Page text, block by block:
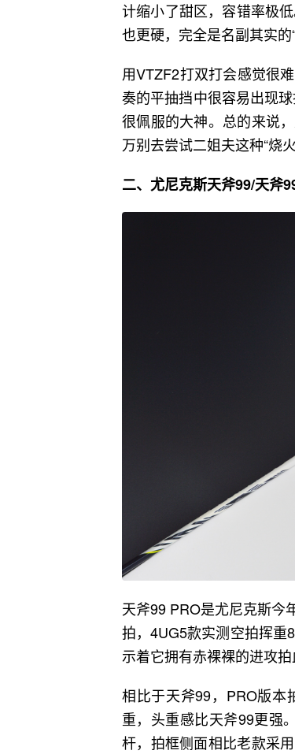
计缩小了甜区，容错率极
也更硬，完全是名副其实的“
用VTZF2打双打会感觉很
奏的平抽挡中很容易出现
很佩服的大神。总的来说
万别去尝试二姐夫这种“烧火
二、尤尼克斯天斧99/天斧
天斧99 PRO是尤尼克斯今
拍，4UG5款实测空拍挥重
示着它拥有赤裸裸的进攻拍
相比于天斧99，PRO版本
重，头重感比天斧99更强
杆，拍框侧面相比老款采